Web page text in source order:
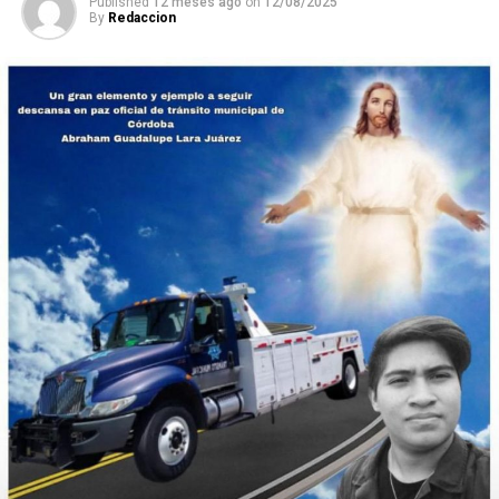
Dijo que hay reporte de 65 veracruzanos fallecidos en
Estados Unidos, pero que no todos han sido por el nuevo
coronavirus.
Sin dinero para ayudar a damnificados
ANTES
CNDH exige a Congreso frenar Pin Pariental
By Redaccion